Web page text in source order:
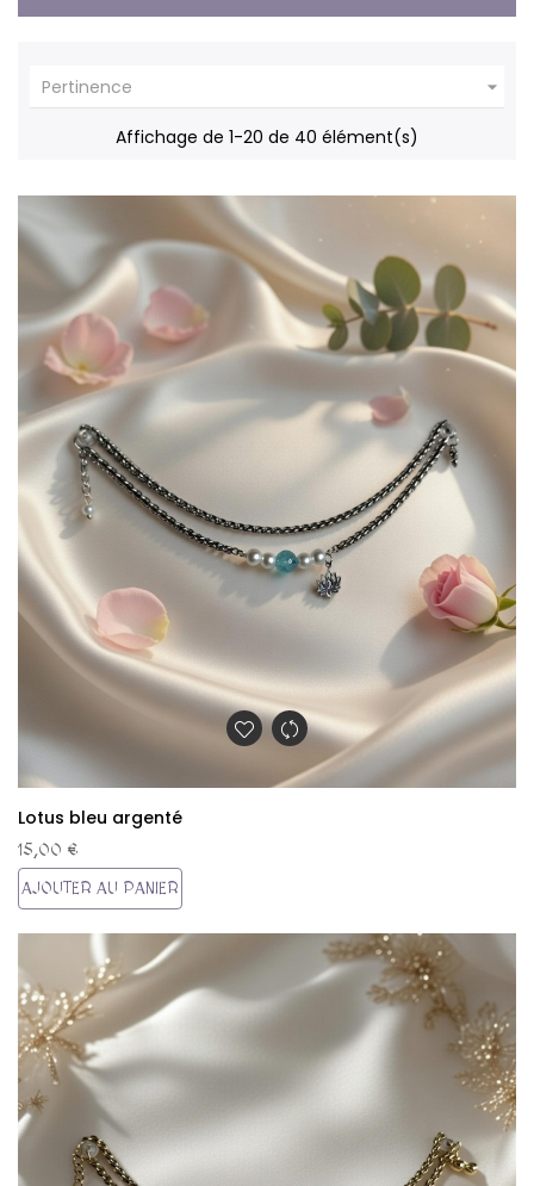
Pertinence 
Affichage de 1-20 de 40 élément(s)
Lotus bleu argenté
15,00 €
AJOUTER AU PANIER